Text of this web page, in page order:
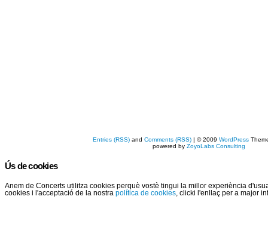
Entries (RSS) andComments (RSS) | © 2009WordPress
powered byZoyoLabs Consulting
Ús de cookies
Anem de Concerts utilitza cookies perquè vostè tingui la millor experiència
cookies i l'acceptació de la nostra política de cookies , clicki l'enllaç per a major